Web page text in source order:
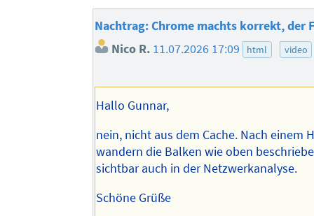
Nachtrag: Chrome machts korrekt, der
Nico R. 11.07.2026 17:09 html video
Hallo Gunnar,
nein, nicht aus dem Cache. Nach einem
wandern die Balken wie oben
sichtbar auch in der Netzwerkanalyse.
Schöne Grüße